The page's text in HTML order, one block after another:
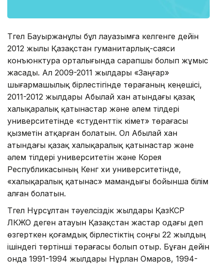
Түгел Бауыржанұлы бұл лауазымға келгенге дейін
2012 жылы Қазақстан гуманитарлық-саяси
конъюнктура орталығында сарапшы болып жұмыс
жасады. Ал 2009-2011 жылдары «Заңғар»
шығармашылық бірлестігінде төрағаның кеңешісі,
2011-2012 жылдары Абылай хан атындағы қазақ
халықаралық қатынастар және әлем тілдері
университетінде «студенттік үкімет» төрағасы
қызметін атқарған болатын. Ол Абылай хан
атындағы қазақ халықаралық қатынастар және
әлем тілдері университетін және Корея
Республикасының Кенг хи университетінде,
«халықаралық қатынас» мамандығы бойынша білім
алған болатын.
Түгел Нұрсұлтан тәуелсіздік жылдары ҚазКСР
ЛКЖО деген атауын Қазақстан жастар одағы деп
өзгерткен қоғамдық бірлестіктің соңғы 22 жылдың
ішіндегі төртінші төрағасы болып отыр. Бұған дейін
онда 1991-1994 жылдары Нұрлан Омаров, 1994-